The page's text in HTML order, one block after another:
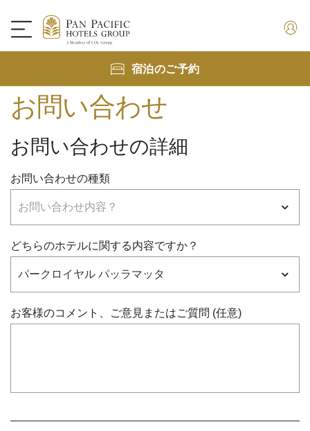
宿泊のご予約
お問い合わせ
お問い合わせの詳細
お問い合わせの種類
どちらのホテルに関する内容ですか？
お客様のコメント、ご意見またはご質問 (任意)